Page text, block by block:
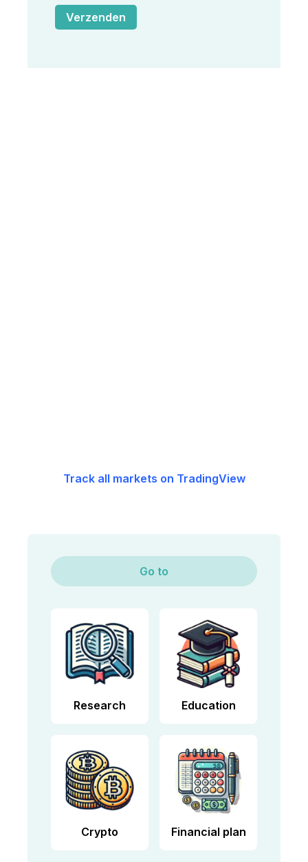
Track all markets on TradingView
Go to
Research Education
Crypto Financial plan